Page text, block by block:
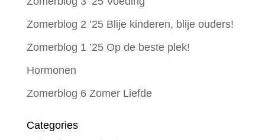
Zomerblog 2 ’25 Blije kinderen, blije ouders!
Zomerblog 1 ’25 Op de beste plek!
Hormonen
Zomerblog 6 Zomer Liefde
Categories